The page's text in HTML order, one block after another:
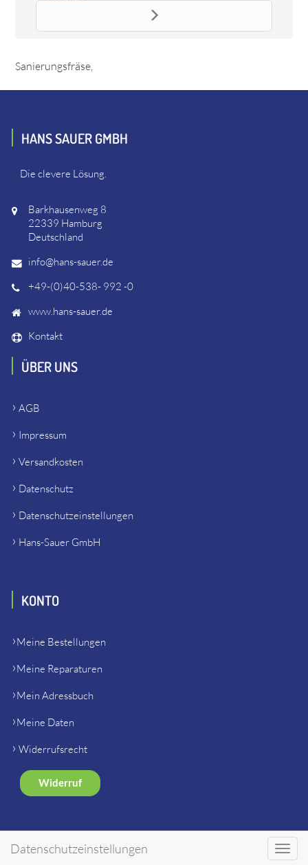
Ersatzteil Läufer, kpl. 230V
Das Ersatzteil "Läufer, kpl. 230V" online bestellen. Es passt
Sanierungsfräse,
HANS SAUER GMBH
Die clevere Lösung.
Barkhausenweg 8
22339 Hamburg
Deutschland
info@hans-sauer.de
+49-(0)40-538- 992 -0
www.hans-sauer.de
Kontakt
ÜBER UNS
AGB
Impressum
Versandkosten
Datenschutz
Datenschutzeinstellungen
Hans-Sauer GmbH
KONTO
Meine Bestellungen
Meine Reparaturen
Mein Adressbuch
Meine Daten
Widerrufsrecht
Widerruf
SHOP
Datenschutzeinstellungen